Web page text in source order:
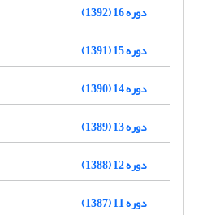
دوره 16 (1392)
دوره 15 (1391)
دوره 14 (1390)
دوره 13 (1389)
دوره 12 (1388)
دوره 11 (1387)